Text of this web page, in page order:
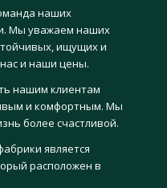
наших
Мы уважаем наших
ищущих и
и наши цены.
нашим клиентам
и комфортным. Мы
более счастливой.
является
расположен в